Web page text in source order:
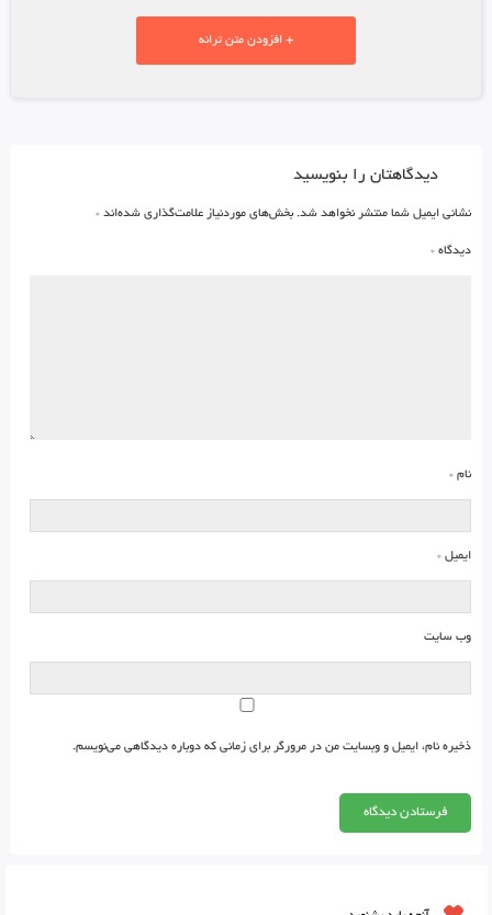
+ افزودن متن ترانه
دیدگاهتان را بنویسید
نشانی ایمیل شما منتشر نخواهد شد. بخش‌های موردنیاز علامت‌گذاری شده‌اند *
دیدگاه *
نام *
ایمیل *
وب‌ سایت
ذخیره نام، ایمیل و وبسایت من در مرورگر برای زمانی که دوباره دیدگاهی می‌نویسم.